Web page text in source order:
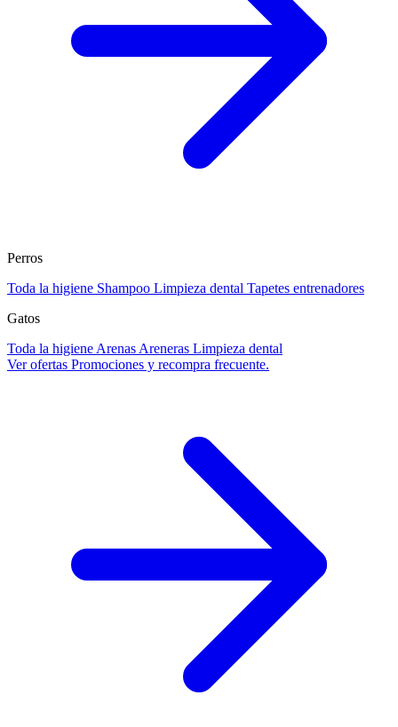
Perros
Toda la higiene Shampoo Limpieza dental Tapetes entrenadores
Gatos
Toda la higiene Arenas Areneras Limpieza dental
Ver ofertas Promociones y recompra frecuente.